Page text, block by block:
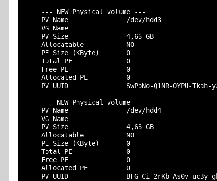
    --- NEW Physical volume ---
    PV Name               /dev/hdd3
    VG Name
    PV Size               4,66 GB
    Allocatable           NO
    PE Size (KByte)       0
    Total PE              0
    Free PE               0
    Allocated PE          0
PV UUID               SwPpNo-Q1NR-OYPU-Tkah-
    --- NEW Physical volume ---
    PV Name               /dev/hdd4
    VG Name
    PV Size               4,66 GB
    Allocatable           NO
    PE Size (KByte)       0
    Total PE              0
    Free PE               0
    Allocated PE          0
PV UUID               BFGFCi-2rKb-As0v-ucBy-